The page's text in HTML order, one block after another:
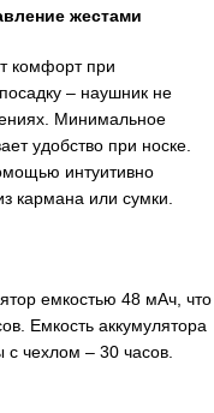
жестами
комфорт при
– наушник не
Минимальное
удобство при носке.
интуитивно
кармана или сумки.
емкостью 48 мАч, что
Емкость аккумулятора
чехлом – 30 часов.